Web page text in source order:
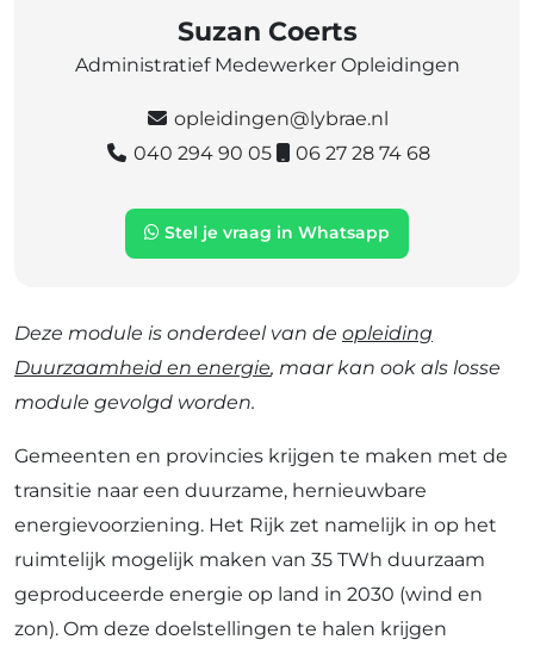
Deze module is onderdeel van de opleiding
Duurzaamheid en energie, maar kan ook als losse
module gevolgd worden.
Gemeenten en provincies krijgen te maken met de
transitie naar een duurzame, hernieuwbare
energievoorziening. Het Rijk zet namelijk in op het
ruimtelijk mogelijk maken van 35 TWh duurzaam
geproduceerde energie op land in 2030 (wind en
zon). Om deze doelstellingen te halen krijgen
Suzan Coerts
Administratief Medewerker Opleidingen
opleidingen@lybrae.nl
040 294 90 05
06 27 28 74 68
Stel je vraag in Whatsapp